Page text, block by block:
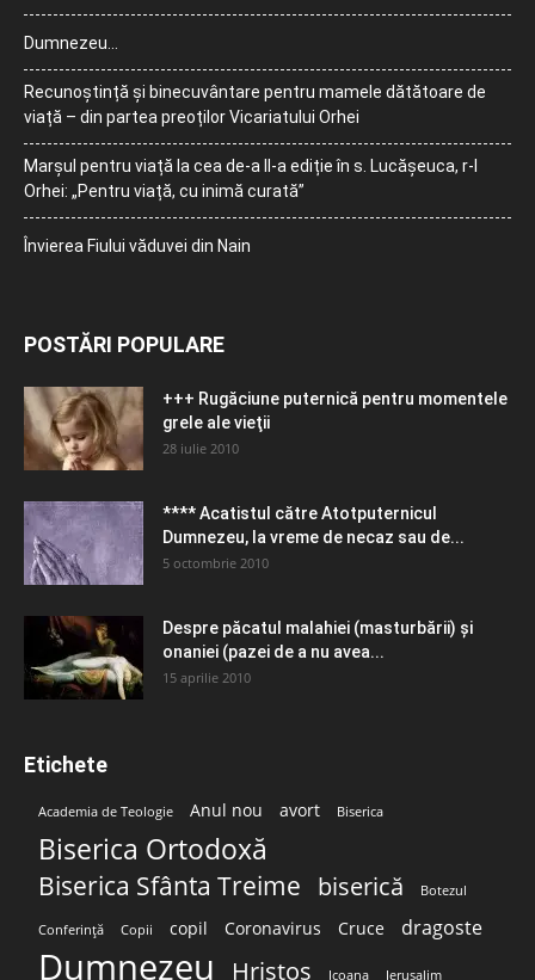
Dumnezeu…
Recunoștință și binecuvântare pentru mamele dătătoare de
viață – din partea preoților Vicariatului Orhei
Marșul pentru viață la cea de-a II-a ediție în s. Lucășeuca, r-l
Orhei: „Pentru viață, cu inimă curată”
Învierea Fiului văduvei din Nain
POSTĂRI POPULARE
+++ Rugăciune puternică pentru momentele
grele ale vieţii
28 iulie 2010
**** Acatistul către Atotputernicul
Dumnezeu, la vreme de necaz sau de...
5 octombrie 2010
Despre păcatul malahiei (masturbării) şi
onaniei (pazei de a nu avea...
15 aprilie 2010
Etichete
Academia de Teologie Anul nou avort Biserica
Biserica Ortodoxă
Biserica Sfânta Treime biserică Botezul
Conferință Copii copil Coronavirus Cruce dragoste
Dumnezeu Hristos Icoana Ierusalim